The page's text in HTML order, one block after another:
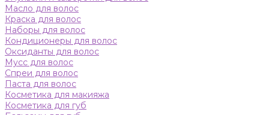
Масло для волос
Краска для волос
Наборы для волос
Кондиционеры для волос
Оксиданты для волос
Мусс для волос
Спреи для волос
Паста для волос
Косметика для макияжа
Косметика для губ